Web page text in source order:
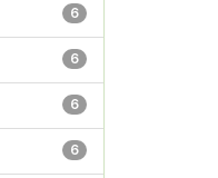
6
6
6
6